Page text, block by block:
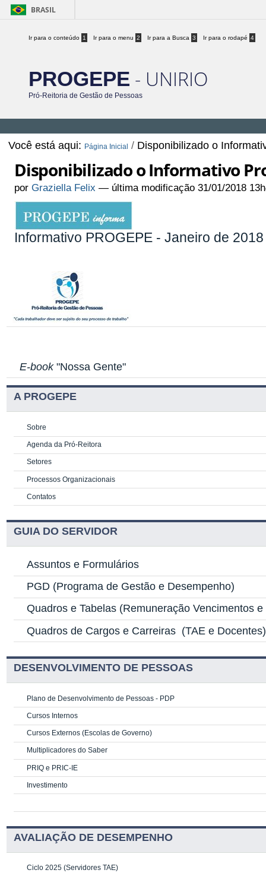
BRASIL
Ir para o conteúdo 1 Ir para o menu 2 Ir para a Busca 3 Ir para o rodapé 4
PROGEPE - UNIRIO
Pró-Reitoria de Gestão de Pessoas
Você está aqui: Página Inicial / Disponibilizado o
Disponibilizado o Informativo
porGraziella Felix — última modificação 31/01/2018
Informativo PROGEPE - Janeiro de
E-book"Nossa Gente"
A PROGEPE
Sobre
Agenda da Pró-Reitora
Setores
Processos Organizacionais
Contatos
GUIA DO SERVIDOR
Assuntos e Formulários
PGD (Programa de Gestão e Desempenho)
Quadros e Tabelas (Remuneração Vencimentos
Quadros de Cargos e Carreiras (TAE e Docentes)
DESENVOLVIMENTO DE PESSOAS
Plano de Desenvolvimento de Pessoas - PDP
Cursos Internos
Cursos Externos (Escolas de Governo)
Multiplicadores do Saber
PRIQ e PRIC-IE
Investimento
AVALIAÇÃO DE DESEMPENHO
Ciclo 2025 (Servidores TAE)